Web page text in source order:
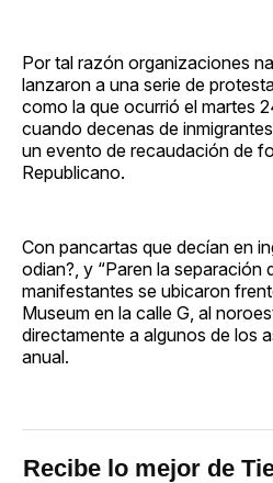
Por tal razón organizaciones
lanzaron a una serie de
como la que ocurrió el martes
cuando decenas de
un evento de recaudación de
Republicano.
Con pancartas que decían en
odian?, y “Paren la separación
manifestantes se ubicaron
Museum en la calle G, al
directamente a algunos de los
anual.
Recibe lo mejor de